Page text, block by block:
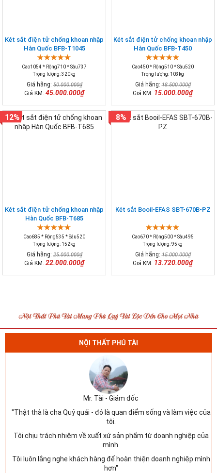
Két sắt điện tử chống khoan nhập
Hàn Quốc BFB-T1045
Cao1054 * Rộng710 * Sâu737
Trọng lượng: 320kg
Giá hãng:50.000.000₫
Giá KM: 45.000.000₫
Két sắt điện tử chống khoan nhập
Hàn Quốc BFB-T450
Cao450 * Rộng510 * Sâu520
Trọng lượng: 103kg
Giá hãng:18.500.000₫
Giá KM: 15.000.000₫
Két sắt điện tử chống khoan nhập
Hàn Quốc BFB-T685
Cao685 * Rộng535 * Sâu520
Trọng lượng: 152kg
Giá hãng:25.000.000₫
Giá KM: 22.000.000₫
12%
Két sắt Booil-EFAS SBT-670B-PZ
Cao670 * Rộng500 * Sâu495
Trọng lượng: 95kg
Giá hãng:15.000.000₫
Giá KM: 13.720.000₫
8%
NỘI THẤT PHÚ TÀI
Mr. Tài - Giám đốc
"Thật thà là cha Quỷ quái - đó là quan điểm sống và làm việc của
tôi.
Tôi chịu trách nhiệm về xuất xứ sản phẩm từ doanh nghiệp của
mình.
Tôi luôn lắng nghe khách hàng để hoàn thiện doanh nghiệp mình
hơn"